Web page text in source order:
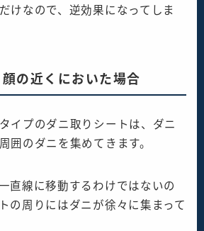
けなので、逆効果になってしま
の近くにおいた場合
イプのダニ取りシートは、ダニ
囲のダニを集めてきます。
直線に移動するわけではないの
の周りにはダニが徐々に集まって